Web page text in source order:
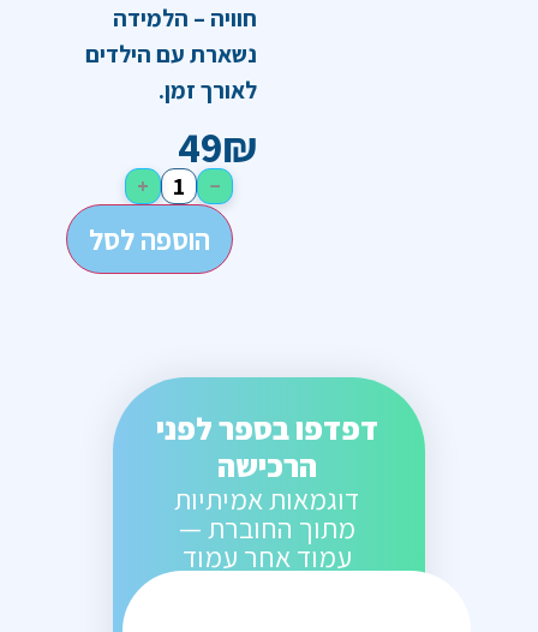
חוויה – הלמידה
נשארת עם הילדים
לאורך זמן.
49₪
−
+
הוספה לסל
דפדפו בספר לפני
הרכישה
דוגמאות אמיתיות
מתוך החוברת —
עמוד אחר עמוד